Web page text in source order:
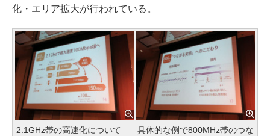
化・エリア拡大が行われている。
2.1GHz帯の高速化について
具体的な例で800MHz帯のつな